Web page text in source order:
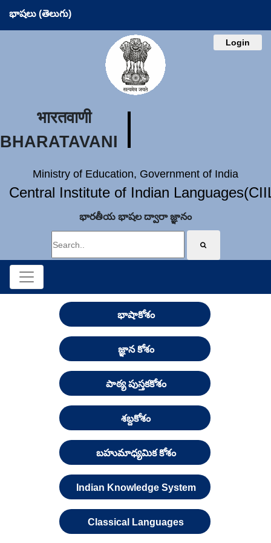
భాషలు (తెలుగు)
Login
भारतवाणी
BHARATAVANI
Ministry of Education, Government of India
Central Institute of Indian
భారతీయ భాషల ద్వారా జ్ఞానం
భాషాకోశం
జ్ఞాన కోశం
పాఠ్య పుస్తకకోశం
శబ్దకోశం
బహుమాధ్యమిక కోశం
Indian Knowledge System
Classical Languages